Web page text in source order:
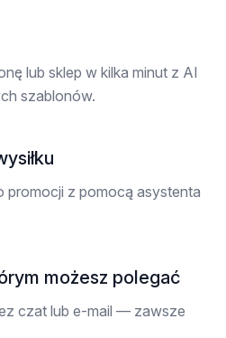
lub sklep w kilka minut z AI
szablonów.
promocji z pomocą asystenta
możesz polegać
czat lub e-mail — zawsze